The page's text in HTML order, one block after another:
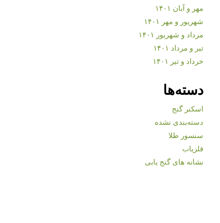
مهر و آبان ۱۴۰۱
شهریور و مهر ۱۴۰۱
مرداد و شهریور ۱۴۰۱
تیر و مرداد ۱۴۰۱
خرداد و تیر ۱۴۰۱
دسته‌ها
اسکنر گنج
دسته‌بندی نشده
سنسور طلا
فلزیاب
نشانه های گنج یابی